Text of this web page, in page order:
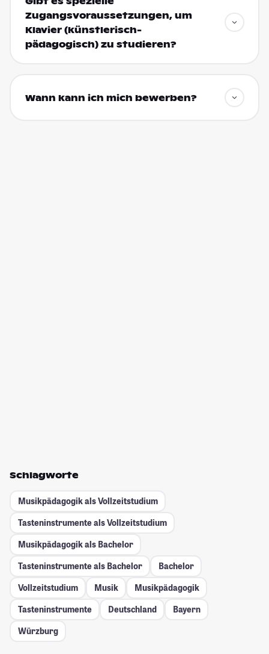
Zugangsvoraussetzungen, um
Klavier (künstlerisch-
pädagogisch) zu studieren?
Wann kann ich mich bewerben?
Schlagworte
Musikpädagogik als Vollzeitstudium
Tasteninstrumente als Vollzeitstudium
Musikpädagogik als Bachelor
Tasteninstrumente als Bachelor
Bachelor
Vollzeitstudium
Musik
Musikpädagogik
Tasteninstrumente
Deutschland
Bayern
Würzburg